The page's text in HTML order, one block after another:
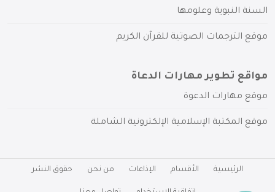
السنة النبوية وعلومها
موقع الترجمات الصوتية للقرآن الكريم
مواقع تطوير مهارات الدعاة
موقع مهارات الدعوة
موقع المكتبة الإسلامية الإلكترونية الشاملة
الرئيسية الأقسام الإذاعات من نحن حقوق النشر